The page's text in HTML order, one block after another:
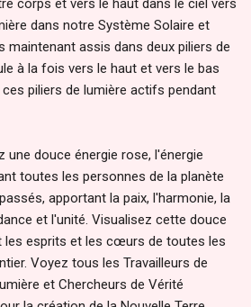
corps et vers le haut dans le ciel vers
dans notre Système Solaire et
maintenant assis dans deux piliers de
à la fois vers le haut et vers le bas
piliers de lumière actifs pendant
une douce énergie rose, l'énergie
toutes les personnes de la planète
apportant la paix, l'harmonie, la
et l'unité. Visualisez cette douce
les esprits et les cœurs de toutes les
Voyez tous les Travailleurs de
et Chercheurs de Vérité